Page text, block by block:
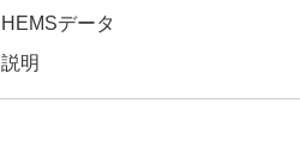
HEMSデータ
説明